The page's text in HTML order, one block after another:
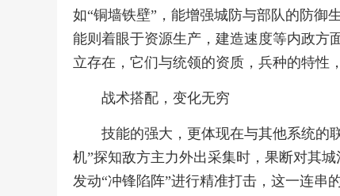
如“铜墙铁壁”，能增强城防与部队的防御
能则着眼于资源生产，建造速度等内政方
立存在，它们与统领的资质，兵种的特性
战术搭配，变化无穷
技能的强大，更体现在与其他系统的
机”探知敌方主力外出采集时，果断对其
发动“冲锋陷阵”进行精准打击，这一连串